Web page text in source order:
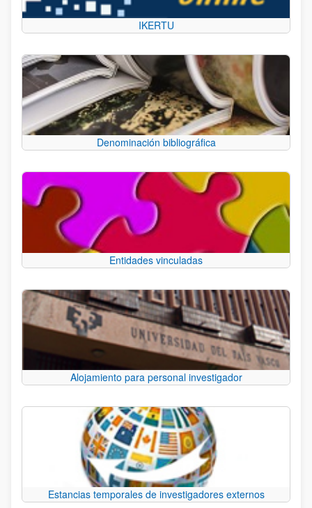
IKERTU
Denominación bibliográfica
Entidades vinculadas
Alojamiento para personal investigador
Estancias temporales de investigadores externos